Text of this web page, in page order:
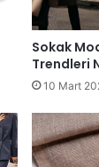
Sokak
Trendleri
10 Mart